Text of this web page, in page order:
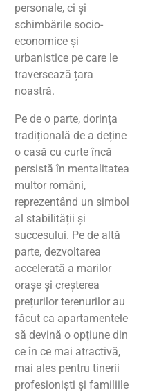
personale, ci și
schimbările socio-
economice și
urbanistice pe care le
traversează țara
noastră.
Pe de o parte, dorința
tradițională de a deține
o casă cu curte încă
persistă în mentalitatea
multor români,
reprezentând un simbol
al stabilității și
succesului. Pe de altă
parte, dezvoltarea
accelerată a marilor
orașe și creșterea
prețurilor terenurilor au
făcut ca apartamentele
să devină o opțiune din
ce în ce mai atractivă,
mai ales pentru tinerii
profesioniști și familiile